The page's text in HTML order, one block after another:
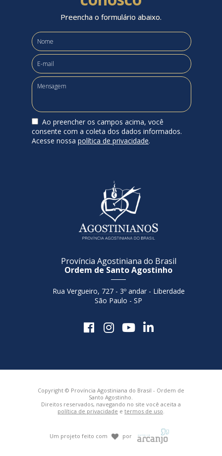
Preencha o formulário abaixo.
Ao preencher os campos acima, você
consente com a coleta dos dados informados.
Acesse nossa política de privacidade.
Província Agostiniana do Brasil
Ordem de Santo Agostinho
Rua Vergueiro, 727 - 3º andar - Liberdade
São Paulo - SP
Copyright © Província Agostiniana do Brasil - Ordem de
Santo Agostinho.
Direitos reservados, navegando no site você aceita a
política de privacidade e termos de uso.
Um projeto feito com por